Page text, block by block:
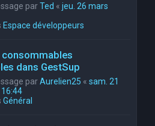
parTed « jeu. 26 mars
Espace développeurs
consommables
dans GestSup
parAurelien25 « sam. 21
Général